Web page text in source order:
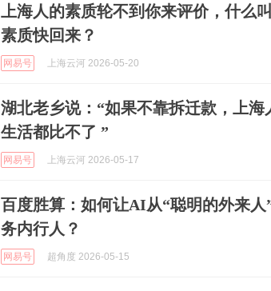
上海人的素质轮不到你来评价，什么
素质快回来？
网易号 上海云河 2026-05-20
湖北老乡说：“如果不靠拆迁款，上海
生活都比不了 ”
网易号 上海云河 2026-05-17
百度胜算：如何让AI从“聪明的外来人
务内行人？
网易号 超角度 2026-05-15